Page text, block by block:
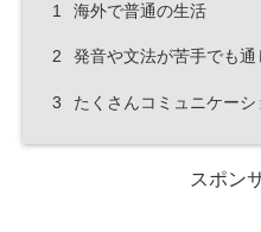
1 海外で普通の生活
2 発音や文法が苦手でも通
3 たくさんコミュニケー
スポン